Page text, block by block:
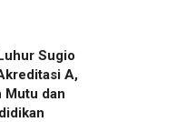
Sugio
A,
Mutu dan